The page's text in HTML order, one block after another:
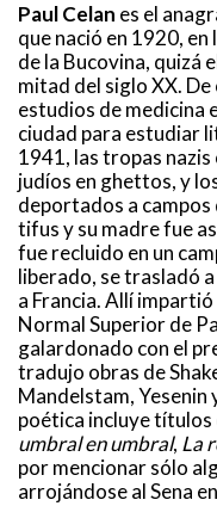
Paul Celan es el
que nació en 1920,
de la Bucovina, quizá
mitad del siglo XX.
estudios de medicina
ciudad para estudiar
1941, las tropas nazis
judíos en ghettos, y
deportados a
tifus y su madre fue
fue recluido en un
liberado, se trasladó
a Francia. Allí impartió
Normal Superior de
galardonado con el
tradujo obras de
Mandelstam,
poética incluye títulos
umbral en umbral, La
por mencionar sólo
arrojándose al Sena